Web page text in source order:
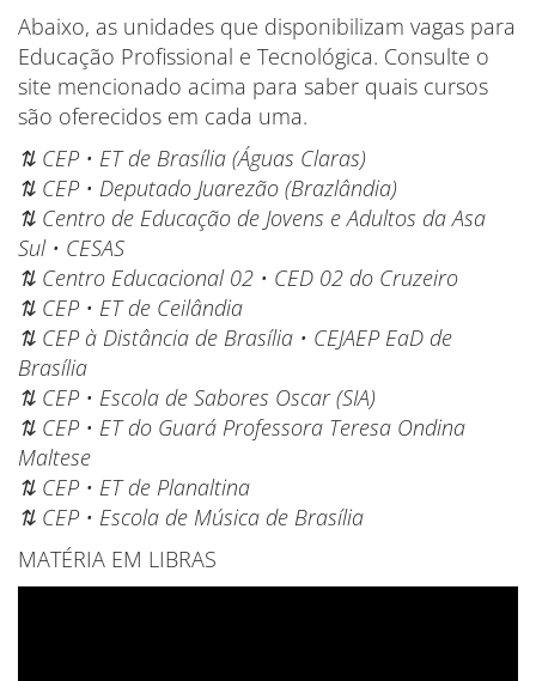
Abaixo, as unidades que disponibilizam vagas para
Educação Profissional e Tecnológica. Consulte o
site mencionado acima para saber quais cursos
são oferecidos em cada uma.
⇅ CEP • ET de Brasília (Águas Claras)
⇅ CEP • Deputado Juarezão (Brazlândia)
⇅ Centro de Educação de Jovens e Adultos da Asa
Sul • CESAS
⇅ Centro Educacional 02 • CED 02 do Cruzeiro
⇅ CEP • ET de Ceilândia
⇅ CEP à Distância de Brasília • CEJAEP EaD de
Brasília
⇅ CEP • Escola de Sabores Oscar (SIA)
⇅ CEP • ET do Guará Professora Teresa Ondina
Maltese
⇅ CEP • ET de Planaltina
⇅ CEP • Escola de Música de Brasília
MATÉRIA EM LIBRAS